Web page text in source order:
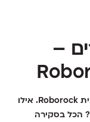
–
סקירה מלאה על שואב האבק רובורוק S7 מבית Roborock. אילו
הכל בסקירה